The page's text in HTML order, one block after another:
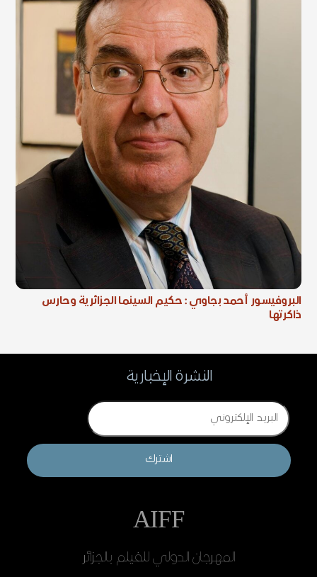
البروفيسور أحمد بجاوي : حكيم السينما الجزائرية وحارس
ذاكرتها
النشرة الإخبارية
Email
اشترك
AIFF
المهرجان الدولي للفيلم بالجزائر